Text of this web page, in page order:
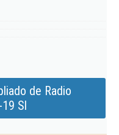
de Radio
Sl